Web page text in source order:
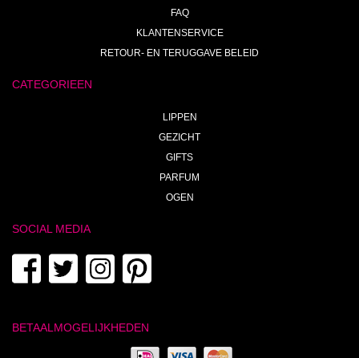
FAQ
KLANTENSERVICE
RETOUR- EN TERUGGAVE BELEID
CATEGORIEEN
LIPPEN
GEZICHT
GIFTS
PARFUM
OGEN
SOCIAL MEDIA
BETAALMOGELIJKHEDEN